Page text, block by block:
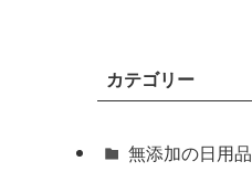
カテゴリー
無添加の日用品